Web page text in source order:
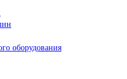
оборудования